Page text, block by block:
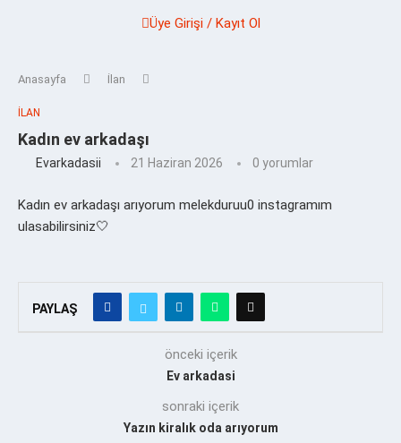
Üye Girişi / Kayıt Ol
Anasayfa İlan
İLAN
Kadın ev arkadaşı
Evarkadasii 21 Haziran 2026 0 yorumlar
Kadın ev arkadaşı arıyorum melekduruu0 instagramım
ulasabilirsiniz🤍
PAYLAŞ
önceki içerik
Ev arkadasi
sonraki içerik
Yazın kiralık oda arıyorum